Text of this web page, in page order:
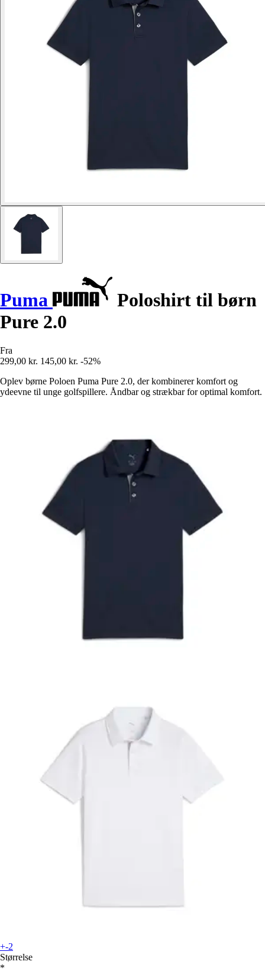
Puma
Poloshirt til børn
Pure 2.0
Fra
299,00 kr. 145,00 kr. -52%
Oplev børne Poloen Puma Pure 2.0, der kombinerer komfort og
ydeevne til unge golfspillere. Åndbar og strækbar for optimal komfort.
+-2
Størrelse
*